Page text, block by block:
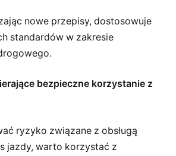
nowe przepisy, dostosowuje
standardów w zakresie
bezpieczne korzystanie z
ryzyko związane z obsługą
jazdy, warto korzystać z